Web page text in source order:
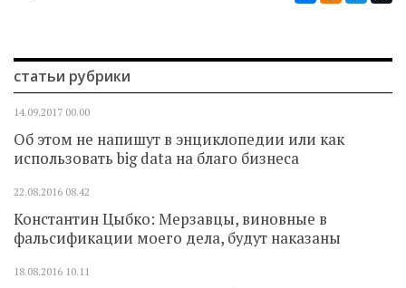
статьи рубрики
14.09.2017 00.00
Об этом не напишут в энциклопедии или как
использовать big data на благо бизнеса
22.08.2016 08.42
Константин Цыбко: Мерзавцы, виновные в
фальсификации моего дела, будут наказаны
18.08.2016 10.11